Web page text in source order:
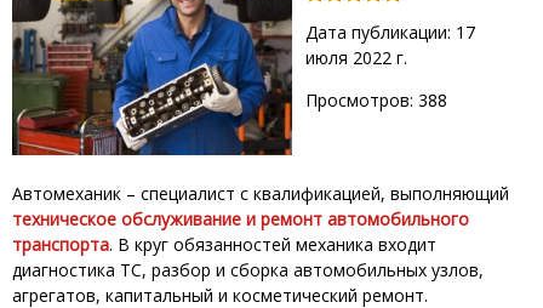
Дата публикации: 17
июля 2022 г.
Просмотров: 388
Автомеханик – специалист с квалификацией, выполняющий
техническое обслуживание и ремонт автомобильного
транспорта. В круг обязанностей механика входит
диагностика ТС, разбор и сборка автомобильных узлов,
агрегатов, капитальный и косметический ремонт.